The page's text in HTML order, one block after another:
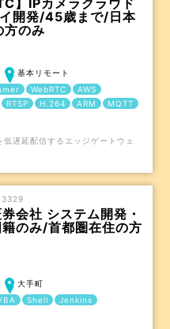
】IPカメラクラウド
開発/45歳まで/日本
方のみ
基本リモート
WebRTC
AWS
RTSP H.264 ARM
MQTT
遅延配信するエッジゲートウェ
会社 システム開発・
のみ/首都圏在住の方
大手町
Shell
Jenkins